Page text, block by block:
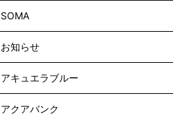
SOMA
お知らせ
アキュエラブルー
アクアバンク